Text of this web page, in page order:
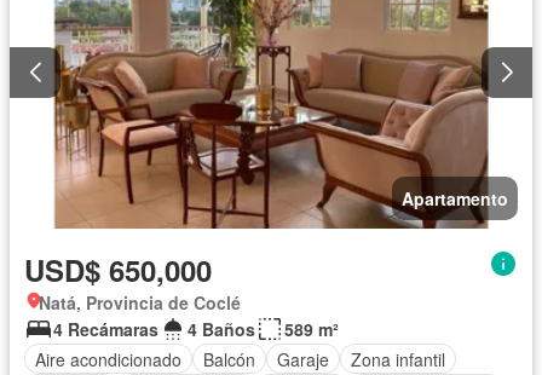
Apartamento
USD$ 650,000
Natá, Provincia de Coclé
4 Recámaras
4 Baños
589 m²
Aire acondicionado
Balcón Garaje
Zona infantil